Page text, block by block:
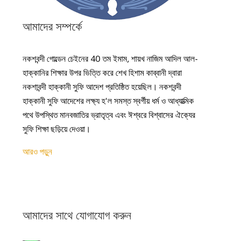
আমাদের সম্পর্কে
নকশবন্দী গোল্ডেন চেইনের 40 তম ইমাম, শায়খ নাজিম আদিল আল-
হাক্কানির শিক্ষার উপর ভিত্তি করে শেখ হিশাম কাব্বানী দ্বারা
নকশাবন্দী হাক্কানী সুফি আদেশ প্রতিষ্ঠিত হয়েছিল। নকশবন্দী
হাক্কানী সুফি আদেশের লক্ষ্য হ'ল সমস্ত স্বর্গীয় ধর্ম ও আধ্যাত্মিক
পথে উপস্থিত মানবজাতির ভ্রাতৃত্ব এবং ঈশ্বরে বিশ্বাসের ঐক্যের
সুফি শিক্ষা ছড়িয়ে দেওয়া।
আরও পড়ুন
আমাদের সাথে যোগাযোগ করুন